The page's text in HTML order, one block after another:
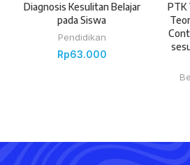
Diagnosis Kesulitan Belajar
pada Siswa
Pendidikan
Rp63.000
PTK